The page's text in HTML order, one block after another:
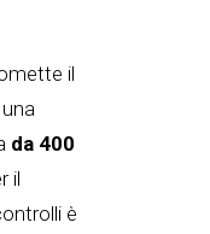
il
da 400
il
è